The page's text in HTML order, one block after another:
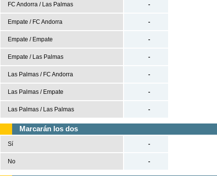
FC Andorra / Las Palmas
Empate / FC Andorra
Empate / Empate
Empate / Las Palmas
Las Palmas / FC Andorra
Las Palmas / Empate
Las Palmas / Las Palmas
-
-
-
-
-
-
-
Marcarán los dos
Sí
No
-
-
Estados Unidos
NBA
Europa
Euroliga
Eurocup
Tenis
Béisbol
Casas de Apuestas
Versión clásica